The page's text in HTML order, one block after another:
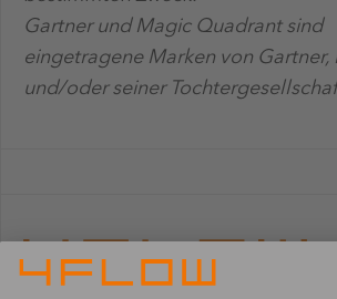
Gartner und Magic Quadrant sind
eingetragene Marken von Gartner,
und/oder seiner